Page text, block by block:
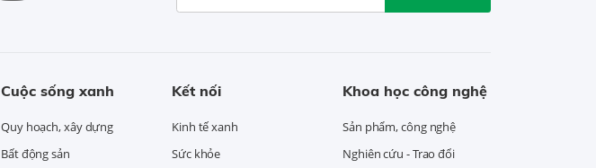
Cuộc sống xanh
Quy hoạch, xây dựng
Bất động sản
Kết nối
Kinh tế xanh
Sức khỏe
Khoa học công nghệ
Sản phẩm, công nghệ
Nghiên cứu - Trao đổi